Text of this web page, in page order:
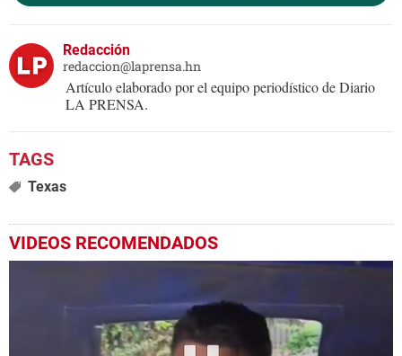
Redacción
redaccion@laprensa.hn
Artículo elaborado por el equipo periodístico de Diario
LA PRENSA.
Texas
VIDEOS RECOMENDADOS